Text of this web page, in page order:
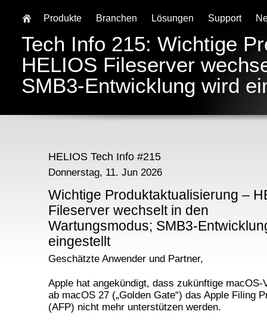
Tech Info 215: Wichtige
HELIOS Fileserver
SMB3-Entwicklung wird
HELIOS Tech Info #215
Donnerstag, 11. Jun 2026
Wichtige Produktaktualisierung –
Fileserver wechselt in den
Wartungsmodus; SMB3-
eingestellt
Geschätzte Anwender und Partner,
Apple hat angekündigt, dass zukünftige macOS-
ab macOS 27 („Golden Gate“) das Apple Filing
(AFP) nicht mehr unterstützen werden.
Produkte Branchen Lösungen Support